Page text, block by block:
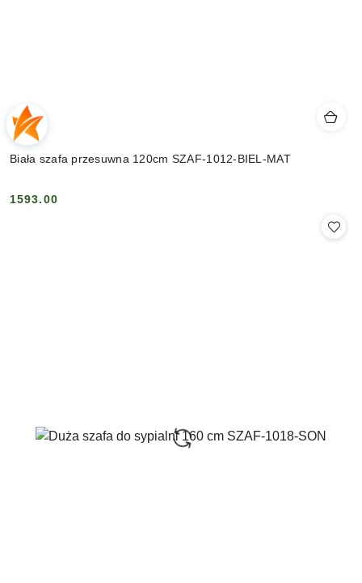
Biała szafa przesuwna 120cm SZAF-1012-BIEL-MAT
Cena:
1593.00